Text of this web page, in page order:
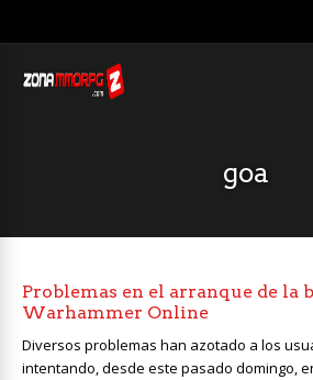
goa
Problemas en el arranque de la
Warhammer Online
Diversos problemas han azotado a los
intentando, desde este pasado domingo,